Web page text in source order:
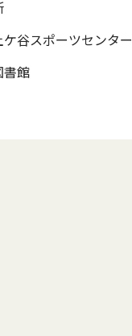
谷スポーツセンター
書館